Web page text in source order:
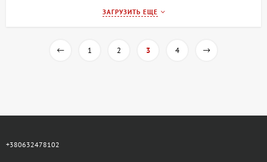
ЗАГРУЗИТЬ ЕЩЕ
1 2 3 4
+380632478102